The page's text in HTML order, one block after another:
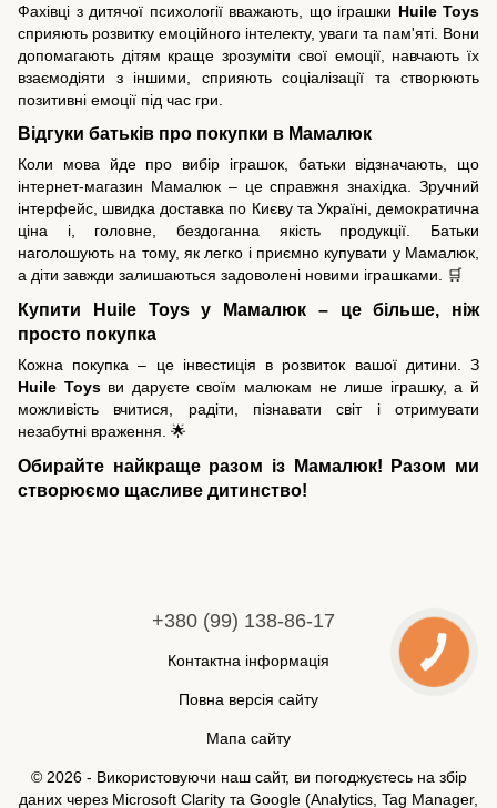
Фахівці з дитячої психології вважають, що іграшки Huile Toys
сприяють розвитку емоційного інтелекту, уваги та пам'яті. Вони
допомагають дітям краще зрозуміти свої емоції, навчають їх
взаємодіяти з іншими, сприяють соціалізації та створюють
позитивні емоції під час гри.
Відгуки батьків про покупки в Мамалюк
Коли мова йде про вибір іграшок, батьки відзначають, що
інтернет-магазин Мамалюк – це справжня знахідка. Зручний
інтерфейс, швидка доставка по Києву та Україні, демократична
ціна і, головне, бездоганна якість продукції. Батьки
наголошують на тому, як легко і приємно купувати у Мамалюк,
а діти завжди залишаються задоволені новими іграшками. 🛒
Купити Huile Toys у Мамалюк – це більше, ніж
просто покупка
Кожна покупка – це інвестиція в розвиток вашої дитини. З
Huile Toysви даруєте своїм малюкам не лише іграшку, а й
можливість вчитися, радіти, пізнавати світ і отримувати
незабутні враження. 🌟
Обирайте найкраще разом із Мамалюк! Разом ми
створюємо щасливе дитинство!
+380 (99) 138-86-17
Контактна інформація
Повна версія сайту
Мапа сайту
© 2026 - Використовуючи наш сайт, ви погоджуєтесь на збір
даних через Microsoft Clarity та Google (Analytics, Tag Manager,